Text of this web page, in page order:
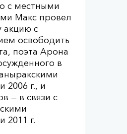
с местными
Макс провел
акцию с
освободить
поэта Арона
в
2006 г., и
— в связи с
2011 г.